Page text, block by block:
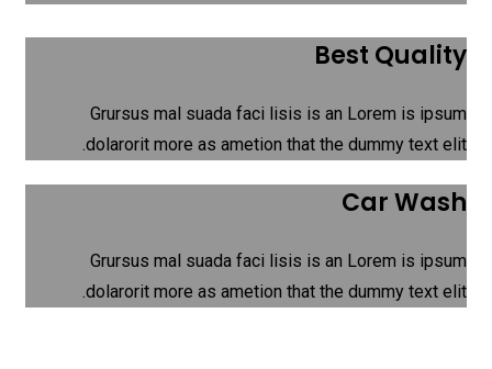
Best Quality
Grursus mal suada faci lisis is an Lorem is ipsum
dolarorit more as ametion that the dummy text elit.
Car Wash
Grursus mal suada faci lisis is an Lorem is ipsum
dolarorit more as ametion that the dummy text elit.